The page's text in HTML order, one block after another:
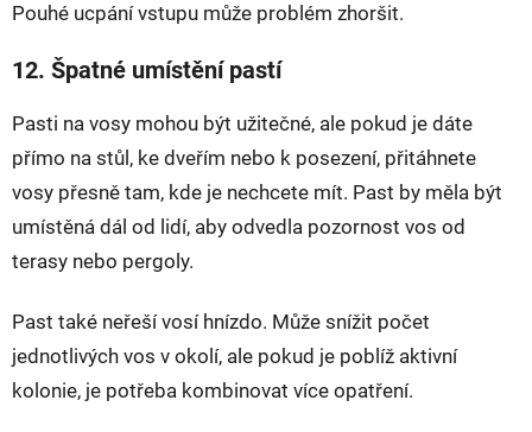
Pouhé ucpání vstupu může problém zhoršit.
12. Špatné umístění pastí
Pasti na vosy mohou být užitečné, ale pokud je dáte
přímo na stůl, ke dveřím nebo k posezení, přitáhnete
vosy přesně tam, kde je nechcete mít. Past by měla být
umístěná dál od lidí, aby odvedla pozornost vos od
terasy nebo pergoly.
Past také neřeší vosí hnízdo. Může snížit počet
jednotlivých vos v okolí, ale pokud je poblíž aktivní
kolonie, je potřeba kombinovat více opatření.